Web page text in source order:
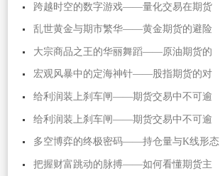
跨越时空的数字游戏——量化交易在期货
乱世黄金与期市繁华——黄金期货的避险
大宗商品之王的华丽舞蹈——原油期货的
宏观风暴中的定海神针——股指期货的对
给利润装上刹车闸——期货交易中不可逾
给利润装上刹车闸——期货交易中不可逾
多空博弈的终极密码——持仓量与K线形态
把握财富跳动的脉搏——如何看懂期货主